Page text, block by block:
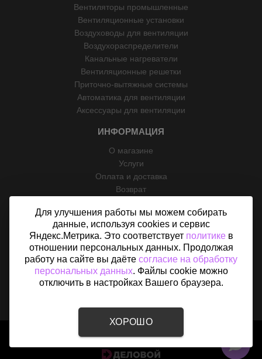
Вентиляторы промышленные
Вентиляционные установки
Воздуховоды для вентиляции
Воздухораспределители
Канальные нагреватели
Вентиляционные решетки
Приточно-вытяжные системы
Автоматика для вентиляции
Аксессуары для вентиляции
ИНФОРМАЦИЯ
О магазине
Услуги
Оплата и доставка
Возврат
Контакты
Политика конфиденциальности
Согласие на обработку персональных данных
Карта сайта
2015 - 2026 © «Вентфом» - Интернет-магазин вентиляции в
Для улучшения работы мы можем собирать
данные, используя cookies и сервис
Яндекс.Метрика. Это соответствует политикев
отношении персональных данных. Продолжая
работу на сайте вы даёте согласие на обработку
персональных данных. Файлы cookie можно
отключить в настройках Вашего браузера.
ХОРОШО